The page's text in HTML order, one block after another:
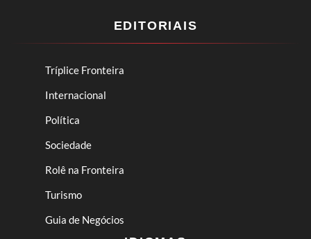
EDITORIAIS
Tríplice Fronteira
Internacional
Política
Sociedade
Rolê na Fronteira
Turismo
Guia de Negócios